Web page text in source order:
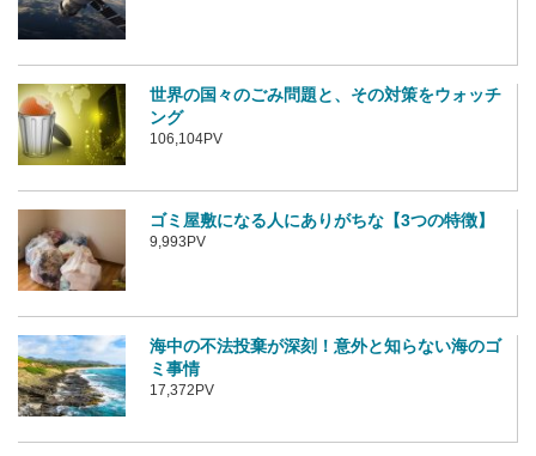
世界の国々のごみ問題と、その対策をウォッチ
ング
106,104PV
ゴミ屋敷になる人にありがちな【3つの特徴】
9,993PV
海中の不法投棄が深刻！意外と知らない海のゴ
ミ事情
17,372PV